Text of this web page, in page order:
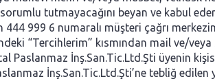
tutmayacağını beyan ve kabul
444 999 6 numaralı müşteri çağrı
“Tercihlerim” kısmından mail ve/
Paslanmaz İnş.San.Tic.Ltd.Şti üyenin
İnş.San.Tic.Ltd.Şti’ne tebliğ